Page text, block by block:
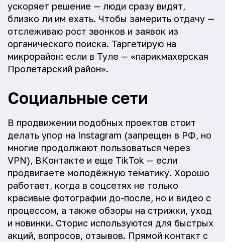
ускоряет решение — люди сразу видят,
близко ли им ехать. Чтобы замерить отдачу —
отслеживаю рост звонков и заявок из
органического поиска. Таргетирую на
микрорайон: если в Туле — «парикмахерская
Пролетарский район».
Социальные сети
В продвижении подобных проектов стоит
делать упор на Instagram (запрещен в РФ, но
многие продолжают пользоваться через
VPN), ВКонтакте и еще TikTok — если
продвигаете молодёжную тематику. Хорошо
работает, когда в соцсетях не только
красивые фотографии до-после, но и видео с
процессом, а также обзоры на стрижки, уход
и новинки. Сторис используются для быстрых
акций, вопросов, отзывов. Прямой контакт с